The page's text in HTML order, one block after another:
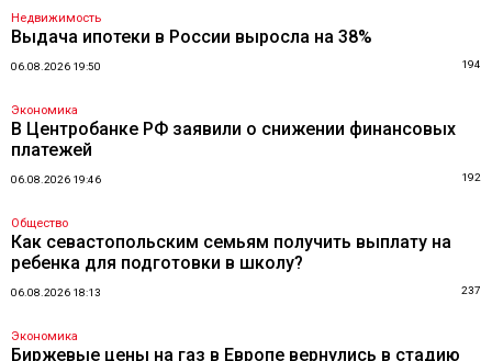
Недвижимость
Выдача ипотеки в России выросла на 38%
06.08.2026 19:50 194
Экономика
В Центробанке РФ заявили о снижении финансовых
платежей
06.08.2026 19:46 192
Общество
Как севастопольским семьям получить выплату на
ребенка для подготовки в школу?
06.08.2026 18:13 237
Экономика
Биржевые цены на газ в Европе вернулись в стадию